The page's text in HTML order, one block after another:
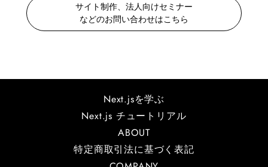
サイト制作、法人向けセミナー
などのお問い合わせはこちら
Next.jsを学ぶ
Next.js チュートリアル
ABOUT
特定商取引法に基づく表記